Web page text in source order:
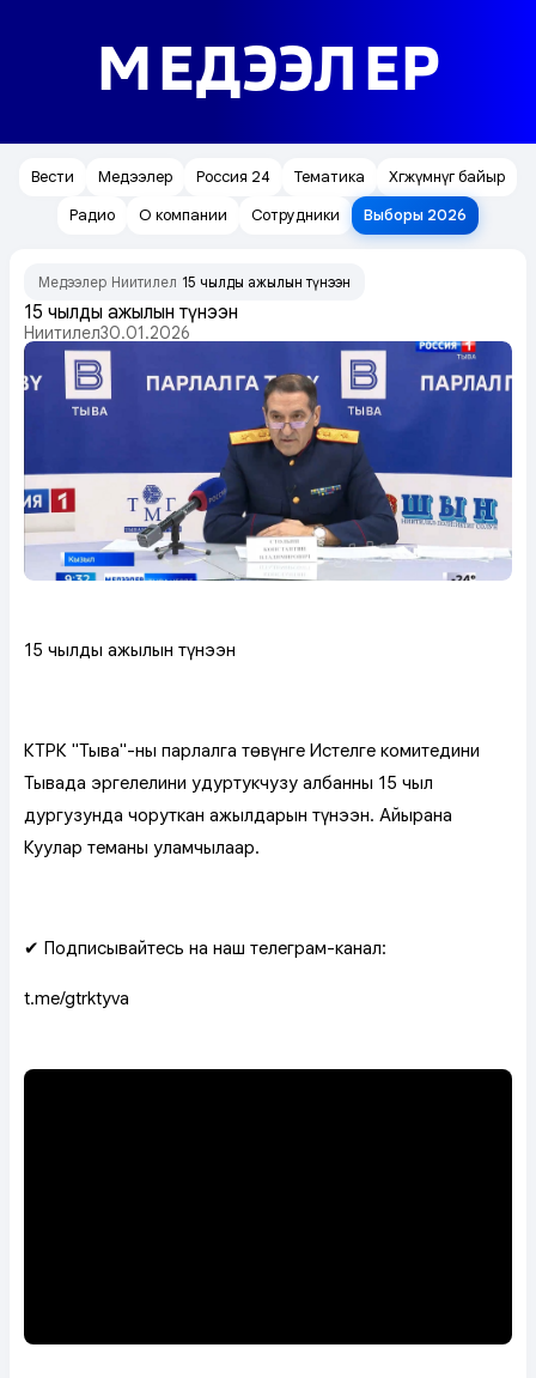
МЕДЭЭЛЕР
Вести Медээлер Россия 24 Тематика
Хөгжүмнүг байыр
Радио
О компании Сотрудники Выборы 2026
Медээлер Ниитилел 15 чылдың ажылын түңнээн
15 чылдың ажылын түңнээн
Ниитилел30.01.2026
15 чылдың ажылын түңнээн
КТРК "Тыва"-ның парлалга төвүнге Истелге комитединиң
Тывада эргелелиниң удуртукчузу албанның 15 чыл
дургузунда чоруткан ажылдарын түңнээн. Айырана
Куулар теманы уламчылаар.
✔ Подписывайтесь на наш телеграм-канал:
t.me/gtrktyva